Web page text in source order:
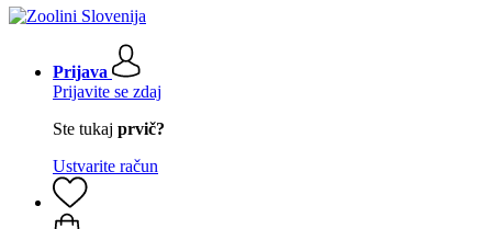
Prijava
Prijavite se zdaj
Ste tukaj prvič?
Ustvarite račun